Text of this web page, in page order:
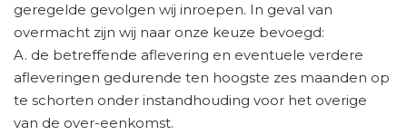
geregelde gevolgen wij inroepen. In geval van
overmacht zijn wij naar onze keuze bevoegd:
A. de betreffende aflevering en eventuele verdere
afleveringen gedurende ten hoogste zes maanden op
te schorten onder instandhouding voor het overige
van de over-eenkomst.